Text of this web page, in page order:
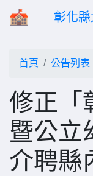
彰化
首頁 公告列表
修正「
暨公立
介聘縣